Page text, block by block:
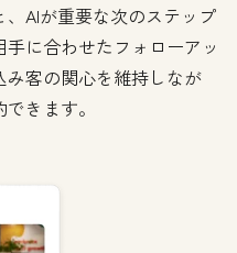
AIが重要な次のステップ
に合わせたフォローアッ
み客の関心を維持しなが
きます。